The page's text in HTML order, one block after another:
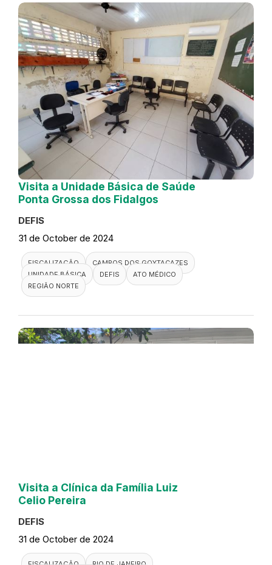
Visita a Unidade Básica de Saúde
Ponta Grossa dos Fidalgos
DEFIS
31 de October de 2024
FISCALIZAÇÃO
CAMPOS DOS GOYTACAZES
UNIDADE BÁSICA
DEFIS
ATO MÉDICO
REGIÃO NORTE
Visita a Clínica da Família Luiz
Celio Pereira
DEFIS
31 de October de 2024